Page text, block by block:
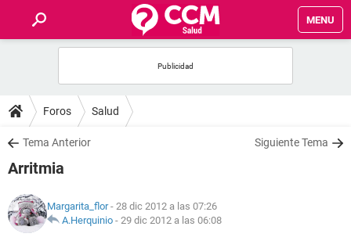
MENU
FOROS
SALUD
NUTRICIÓN
Foros Salud
Tema Anterior Siguiente Tema
Arritmia
Margarita_flor- 28 dic 2012 a las 07:26
A.Herquinio - 29 dic 2012 a las 06:08